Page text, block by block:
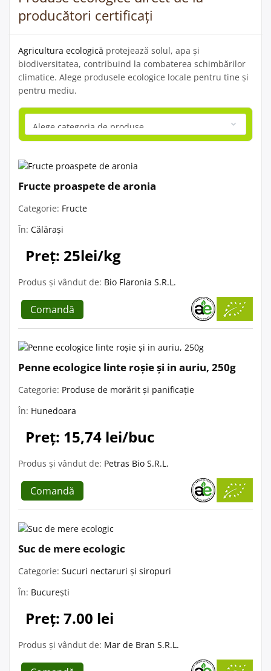
producători certificați
Agricultura ecologică protejează solul, apa și
biodiversitatea, contribuind la combaterea schimbărilor
climatice. Alege produsele ecologice locale pentru tine și
pentru mediu.
Fructe proaspete de aronia
Categorie: Fructe
În: Călărași
Preț: 25lei/kg
Produs și vândut de: Bio Flaronia S.R.L.
Comandă
Penne ecologice linte roșie și in auriu, 250g
Categorie: Produse de morărit și panificație
În: Hunedoara
Preț: 15,74 lei/buc
Produs și vândut de: Petras Bio S.R.L.
Comandă
Suc de mere ecologic
Categorie: Sucuri nectaruri și siropuri
În: București
Preț: 7.00 lei
Produs și vândut de: Mar de Bran S.R.L.